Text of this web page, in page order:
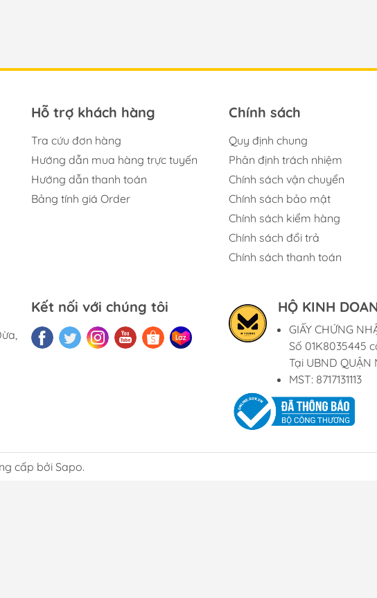
Hỗ trợ khách hàng
Tra cứu đơn hàng
Hướng dẫn mua hàng trực tuyến
Hướng dẫn thanh toán
Bảng tính giá Order
Chính sách
Quy định chung
Phân định trách nhiệm
Chính sách vận chuyển
Chính sách bảo mật
Chính sách kiểm hàng
Chính sách đổi trả
Chính sách thanh toán
Kết nối với chúng tôi HỘ KINH
GIẤY CHỨNG
Số 01K8035445
Tại UBND QUẬN
MST: 8717131113
cấp bởi Sapo.